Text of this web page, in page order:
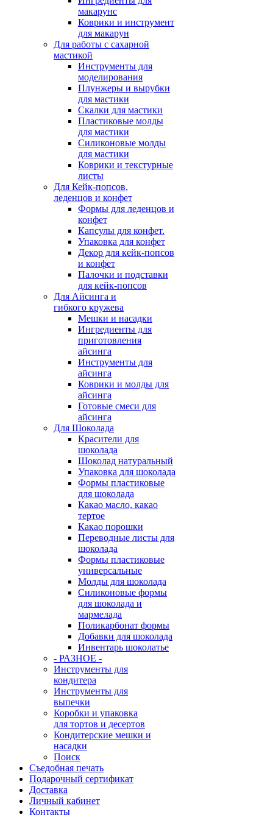
макарунс
Коврики и инструмент
для макарун
Для работы с сахарной
мастикой
Инструменты для
моделирования
Плунжеры и вырубки
для мастики
Скалки для мастики
Пластиковые молды
для мастики
Силиконовые молды
для мастики
Коврики и текстурные
листы
Для Кейк-попсов,
леденцов и конфет
Формы для леденцов и
конфет
Капсулы для конфет.
Упаковка для конфет
Декор для кейк-попсов
и конфет
Палочки и подставки
для кейк-попсов
Для Айсинга и
гибкого кружева
Мешки и насадки
Ингредиенты для
приготовления
айсинга
Инструменты для
айсинга
Коврики и молды для
айсинга
Готовые смеси для
айсинга
Для Шоколада
Красители для
шоколада
Шоколад натуральный
Упаковка для шоколада
Формы пластиковые
для шоколада
Какао масло, какао
тертое
Какао порошки
Переводные листы для
шоколада
Формы пластиковые
универсальные
Молды для шоколада
Силиконовые формы
для шоколада и
мармелада
Поликарбонат формы
Добавки для шоколада
Инвентарь шоколатье
- РАЗНОЕ -
Инструменты для
кондитера
Инструменты для
выпечки
Коробки и упаковка
для тортов и десертов
Кондитерские мешки и
насадки
Поиск
Съедобная печать
Подарочный сертификат
Доставка
Личный кабинет
Контакты